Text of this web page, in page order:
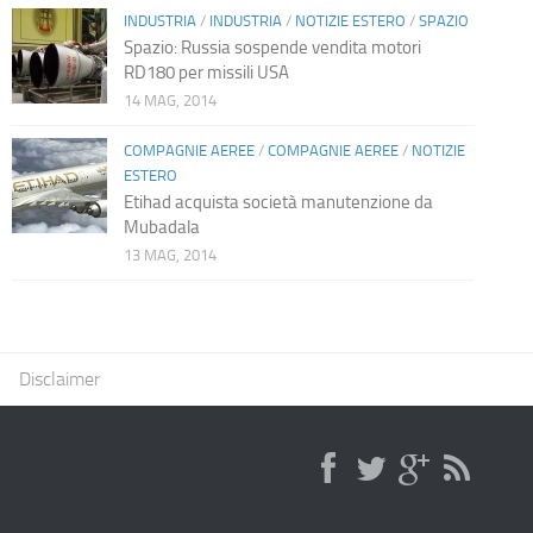
INDUSTRIA / INDUSTRIA / NOTIZIE ESTERO / SPAZIO
Spazio: Russia sospende vendita motori
RD180 per missili USA
14 MAG, 2014
COMPAGNIE AEREE/ COMPAGNIE AEREE/ NOTIZIE
ESTERO
Etihad acquista società manutenzione da
Mubadala
13 MAG, 2014
Disclaimer